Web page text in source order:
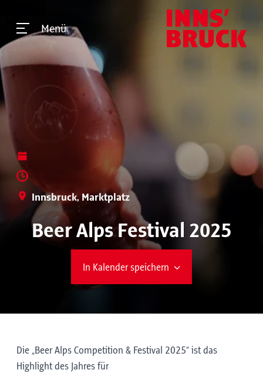
Menü
Innsbruck, Marktplatz
Beer Alps Festival 2025
In Kalender speichern
Die „Beer Alps Competition & Festival 2025“ ist das
Highlight des Jahres für